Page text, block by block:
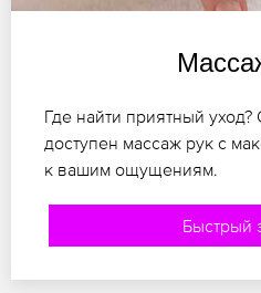
Где найти приятный уход?
доступен массаж рук с
к вашим ощущениям.
Быстрый